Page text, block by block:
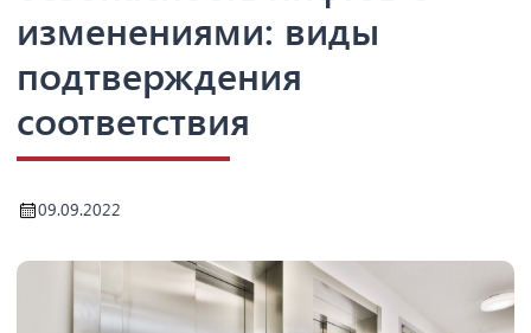
изменениями: виды
подтверждения
соответствия
09.09.2022